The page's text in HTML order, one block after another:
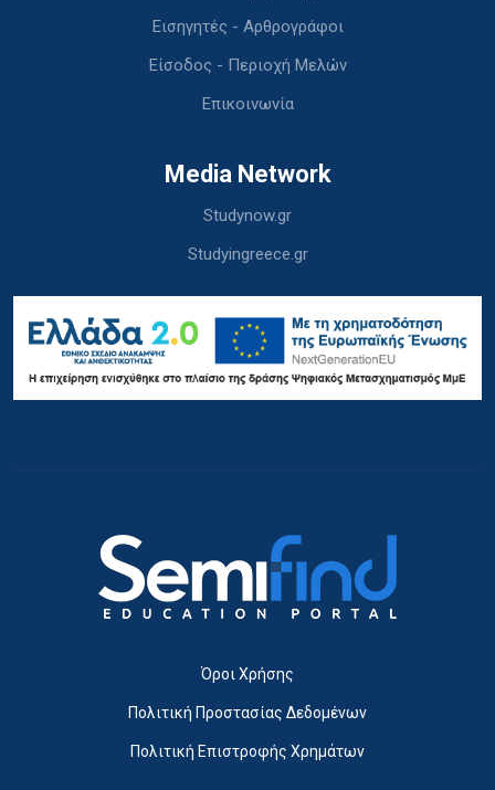
Εισηγητές - Αρθρογράφοι
Είσοδος - Περιοχή Μελών
Επικοινωνία
Media Network
Studynow.gr
Studyingreece.gr
Όροι Χρήσης
Πολιτική Προστασίας Δεδομένων
Πολιτική Επιστροφής Χρημάτων